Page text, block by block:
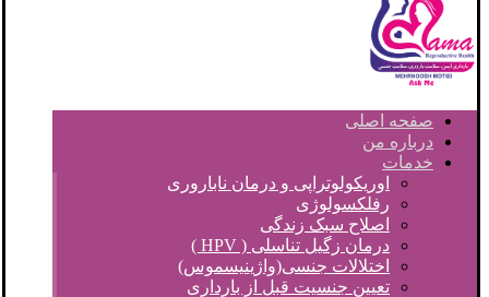
صفحه اصلی
درباره من
خدمات
اوریکولوتراپی و درمان ناباروری
رفلکسولوژی
اصلاح سبک زندگی
درمان زگیل تناسلی ( HPV )
اختلالات جنسی(واژینیسموس)
تعیین جنسیت قبل از بارداری